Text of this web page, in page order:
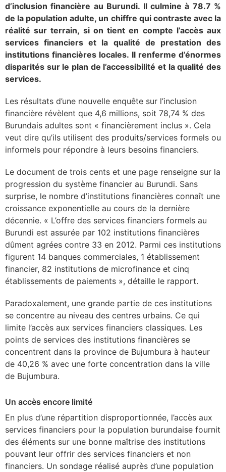
d’inclusion financière au Burundi. Il culmine à 78.7 %
de la population adulte, un chiffre qui contraste avec la
réalité sur terrain, si on tient en compte l’accès aux
services financiers et la qualité de prestation des
institutions financières locales. Il renferme d’énormes
disparités sur le plan de l’accessibilité et la qualité des
services.
Les résultats d’une nouvelle enquête sur l’inclusion
financière révèlent que 4,6 millions, soit 78,74 % des
Burundais adultes sont « financièrement inclus ». Cela
veut dire qu’ils utilisent des produits/services formels ou
informels pour répondre à leurs besoins financiers.
Le document de trois cents et une page renseigne sur la
progression du système financier au Burundi. Sans
surprise, le nombre d’institutions financières connaît une
croissance exponentielle au cours de la dernière
décennie. « L’offre des services financiers formels au
Burundi est assurée par 102 institutions financières
dûment agrées contre 33 en 2012. Parmi ces institutions
figurent 14 banques commerciales, 1 établissement
financier, 82 institutions de microfinance et cinq
établissements de paiements », détaille le rapport.
Paradoxalement, une grande partie de ces institutions
se concentre au niveau des centres urbains. Ce qui
limite l’accès aux services financiers classiques. Les
points de services des institutions financières se
concentrent dans la province de Bujumbura à hauteur
de 40,26 % avec une forte concentration dans la ville
de Bujumbura.
Un accès encore limité
En plus d’une répartition disproportionnée, l’accès aux
services financiers pour la population burundaise fournit
des éléments sur une bonne maîtrise des institutions
pouvant leur offrir des services financiers et non
financiers. Un sondage réalisé auprès d’une population